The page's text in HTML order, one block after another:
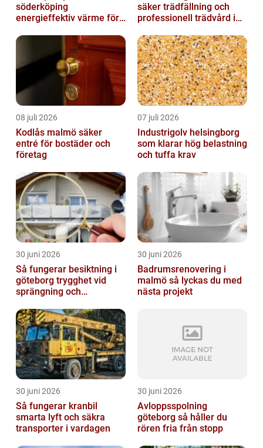
söderköping
energieffektiv värme för
säker trädfällning och
professionell trädvård i
08 juli 2026
Kodlås malmö säker
entré för bostäder och
företag
07 juli 2026
Industrigolv helsingborg
som klarar hög belastning
och tuffa krav
30 juni 2026
Så fungerar besiktning i
göteborg trygghet vid
sprängning och
30 juni 2026
Badrumsrenovering i
malmö så lyckas du med
nästa projekt
30 juni 2026
Så fungerar kranbil
smarta lyft och säkra
transporter i vardagen
30 juni 2026
Avloppsspolning
göteborg så håller du
rören fria från stopp